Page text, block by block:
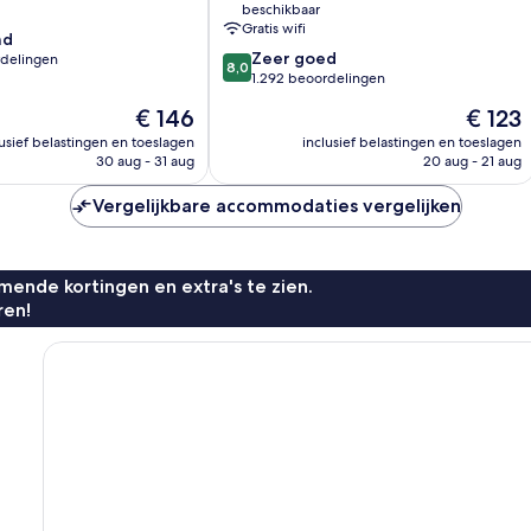
De
prijs
is
€ 146
belastingen en toeslagen
30 aug - 31 aug
Keys
Collection
New
Town
beschikbaar
Gratis wifi
8.0
van
beoordelingen
8,0 Zeer goed
1.292 beoordelingen
De
prijs
is
€ 123
inclusief belastingen en toeslagen
20 aug - 21 aug
Vergelijkbare accommodaties vergelijken
kortingen en extra's te zien.